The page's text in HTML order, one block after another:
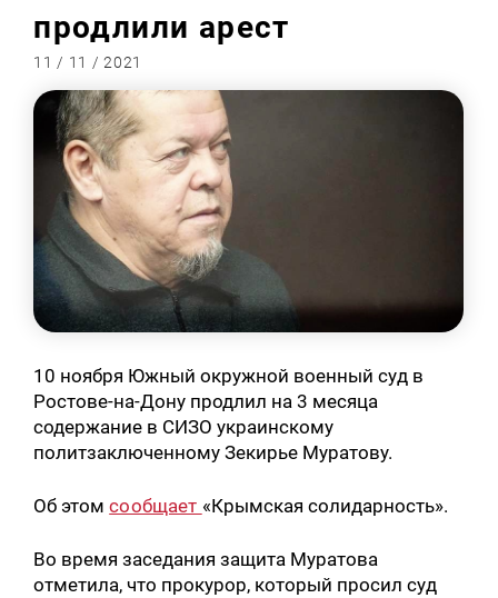
продлили арест
11 / 11 / 2021
10 ноября Южный окружной военный суд в
Ростове-на-Дону продлил на 3 месяца
содержание в СИЗО украинскому
политзаключенному Зекирье Муратову.
Об этомсообщает «Крымская солидарность».
Во время заседания защита Муратова
отметила, что прокурор, который просил суд